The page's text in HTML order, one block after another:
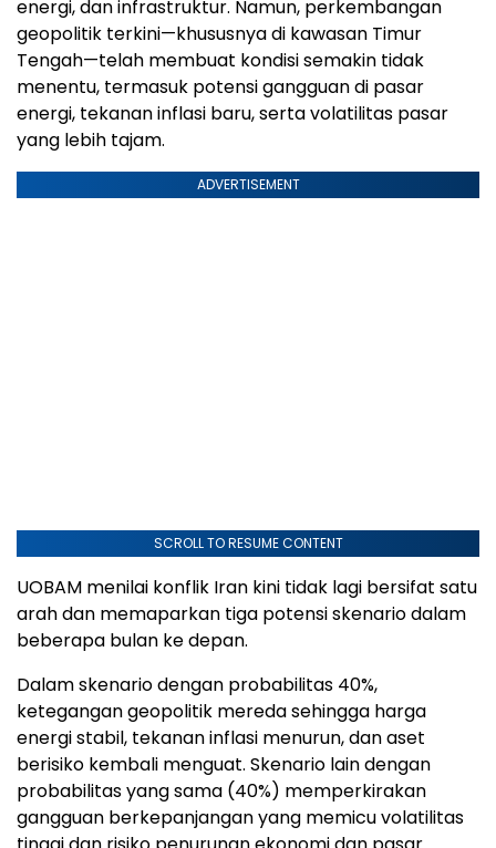
energi, dan infrastruktur. Namun, perkembangan
geopolitik terkini—khususnya di kawasan Timur
Tengah—telah membuat kondisi semakin tidak
menentu, termasuk potensi gangguan di pasar
energi, tekanan inflasi baru, serta volatilitas pasar
yang lebih tajam.
ADVERTISEMENT
SCROLL TO RESUME CONTENT
UOBAM menilai konflik Iran kini tidak lagi bersifat satu
arah dan memaparkan tiga potensi skenario dalam
beberapa bulan ke depan.
Dalam skenario dengan probabilitas 40%,
ketegangan geopolitik mereda sehingga harga
energi stabil, tekanan inflasi menurun, dan aset
berisiko kembali menguat. Skenario lain dengan
probabilitas yang sama (40%) memperkirakan
gangguan berkepanjangan yang memicu volatilitas